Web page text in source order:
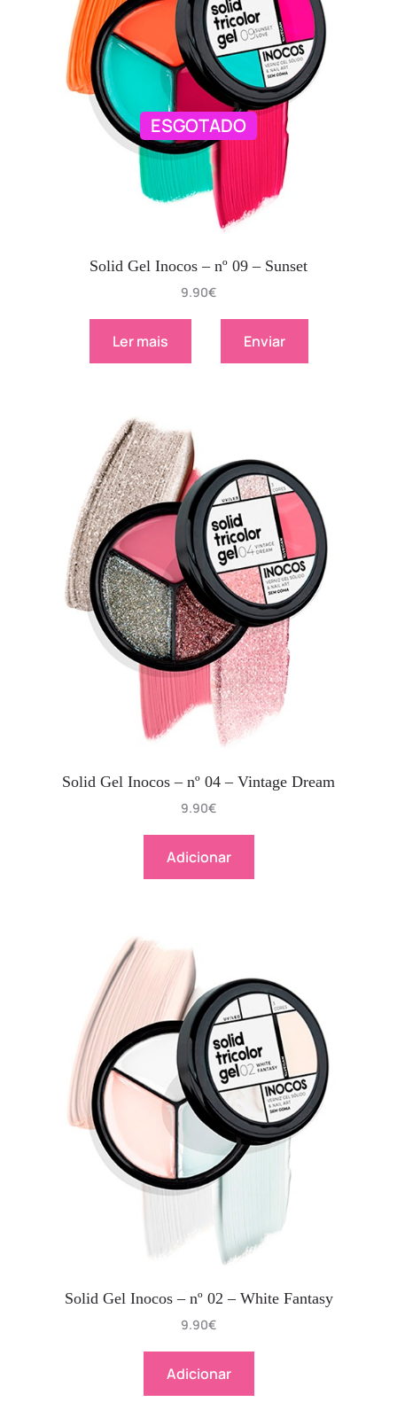
ESGOTADO
Solid Gel Inocos – nº 09 – Sunset
9.90€
Ler mais Enviar
Solid Gel Inocos – nº 04 – Vintage Dream
9.90€
Adicionar
Solid Gel Inocos – nº 02 – White Fantasy
9.90€
Adicionar